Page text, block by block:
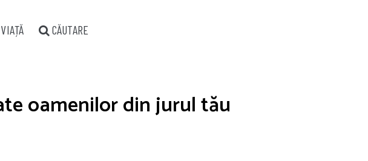
CĂUTARE
oamenilor din jurul tău